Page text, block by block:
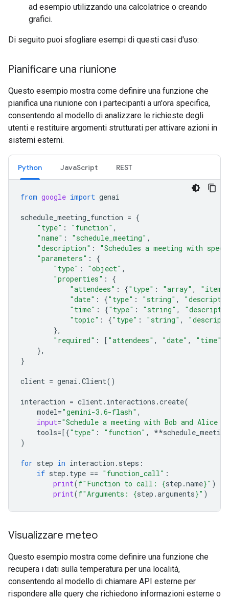
ad esempio utilizzando una calcolatrice o creando
grafici.
Di seguito puoi sfogliare esempi di questi casi d'uso:
Pianificare una riunione
Questo esempio mostra come definire una funzione che
pianifica una riunione con i partecipanti a un'ora specifica,
consentendo al modello di analizzare le richieste degli
utenti e restituire argomenti strutturati per attivare azioni in
sistemi esterni.
Python JavaScript REST
from google import genai
schedule_meeting_function = {
"type" : "function" ,
"name" : "schedule_meeting" ,
"description" :
"Schedules a meeting with
"parameters" :
{
"type" : "object" ,
"properties" :
{
"attendees" : {"type" : "array" ,
"date" : {"type" : "string" ,
"time" : {"type" : "string" ,
"topic" : {"type" : "string" ,
},
"required" : [ "attendees" , "date" , "time"
},
}
client = genai .Client()
interaction = client. interactions .create(
model="gemini-3.6-flash" ,
input="Schedule a meeting with Bob and Alice
tools=[{"type" : "function" , **
)
for step in interaction . steps :
if step . type == "function_call" :
print(f"Function to call: {step .name}" )
print(f"Arguments: {step .arguments}" )
Visualizzare meteo
Questo esempio mostra come definire una funzione che
recupera i dati sulla temperatura per una località,
consentendo al modello di chiamare API esterne per
rispondere alle query che richiedono informazioni esterne o